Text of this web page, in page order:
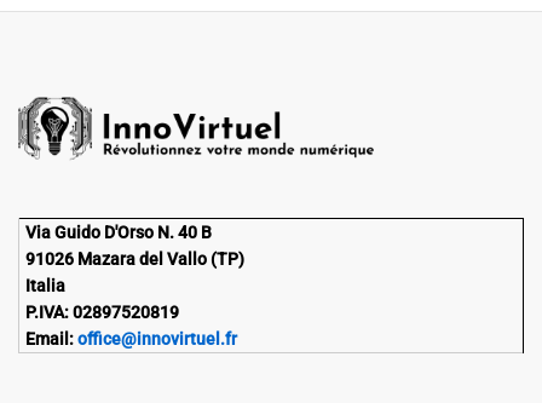
Via Guido D'Orso N. 40 B
91026 Mazara del Vallo (TP)
Italia
P.IVA: 02897520819
Email:office@innovirtuel.fr